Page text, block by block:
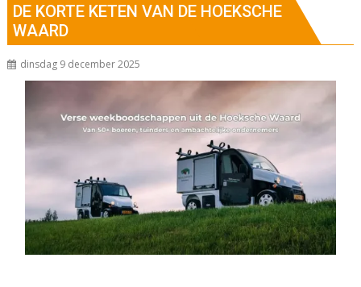
DE KORTE KETEN VAN DE HOEKSCHE
WAARD
dinsdag 9 december 2025